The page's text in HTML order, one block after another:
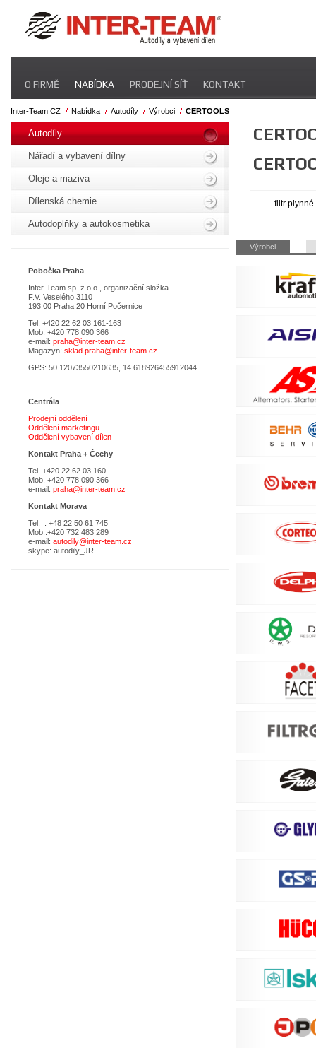
Přeskočit
navigaci
O FIRMĚ NABÍDKA PRODEJNÍ SÍŤ KONTAKT
Inter-Team CZ Nabídka Autodíly Výrobci CERTOOLS
filtr
Přeskočit
navigaci
Výrobci
Přeskočit
navigaci
Autodíly
Nářadí a vybavení dílny
Oleje a maziva
Dílenská chemie
Autodoplňky a autokosmetika
Pobočka Praha
Inter-Team sp. z o.o., organizační složka
F.V. Veselého 3110
193 00 Praha 20 Horní Počernice
Tel. +420 22 62 03 161-163
Mob. +420 778 090 366
e-mail: praha@inter-team.cz
Magazyn: sklad.praha@inter-team.cz
GPS: 50.12073550210635, 14.618926455912044
Centrála
Prodejní oddělení
Oddělení marketingu
Oddělení vybavení dílen
Kontakt Praha + Čechy
Tel. +420 22 62 03 160
Mob. +420 778 090 366
e-mail: praha@inter-team.cz
Kontakt Morava
Tel. : +48 22 50 61 745
Mob.:+420 732 483 289
e-mail: autodily@inter-team.cz
skype: autodily_JR